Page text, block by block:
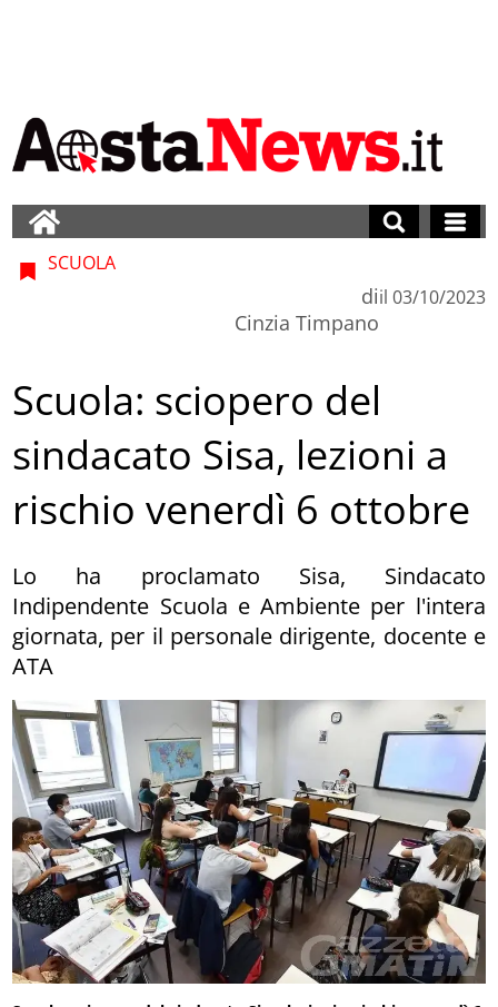
SCUOLA
di
Cinzia Timpano
il 03/10/2023
Scuola: sciopero del
sindacato Sisa, lezioni a
rischio venerdì 6 ottobre
Lo ha proclamato Sisa, Sindacato
Indipendente Scuola e Ambiente per l'intera
giornata, per il personale dirigente, docente e
ATA